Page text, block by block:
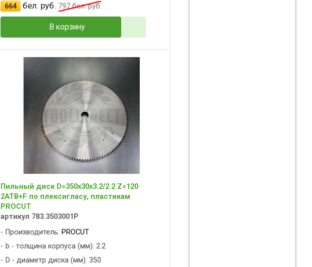
664
бел. руб. 797бел. руб.
В корзину
Пильный диск D=350x30x3.2/2.2 Z=120
2ATB+F по плексигласу, пластикам
PROCUT
артикул 783.3503001P
Производитель: PROCUT
b - толщина корпуса (мм): 2.2
D - диаметр диска (мм): 350